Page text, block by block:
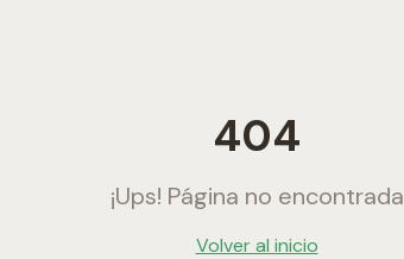
404
¡Ups! Página no encontrada
Volver al inicio